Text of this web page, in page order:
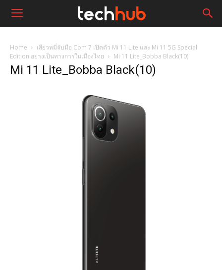
Home
เสียวหมี่จับมือ Com 7 เปิดตัว Mi 11 Lite และ Mi 11 5G Special
Edition อย่างเป็นทางการในเมืองไทย
Mi 11 Lite_Bobba Black(10)
Mi 11 Lite_Bobba Black(10)